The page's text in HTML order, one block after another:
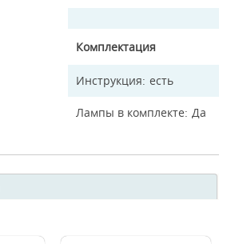
Комплектация
Инструкция есть
Лампы в комплекте Да